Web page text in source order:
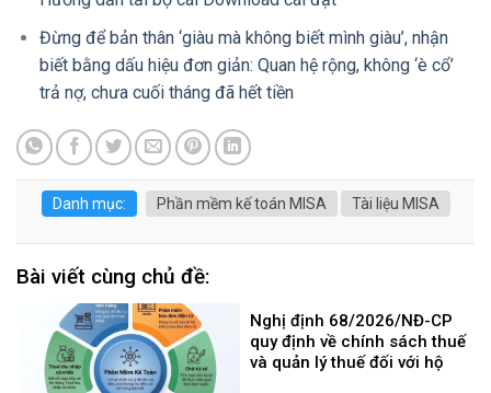
Đừng để bản thân ‘giàu mà không biết mình giàu’, nhận
biết bằng dấu hiệu đơn giản: Quan hệ rộng, không ‘è cổ’
trả nợ, chưa cuối tháng đã hết tiền
Danh mục: Phần mềm kế toán MISA Tài liệu MISA
Bài viết cùng chủ đề:
Nghị định 68/2026/NĐ-CP
quy định về chính sách thuế
và quản lý thuế đối với hộ